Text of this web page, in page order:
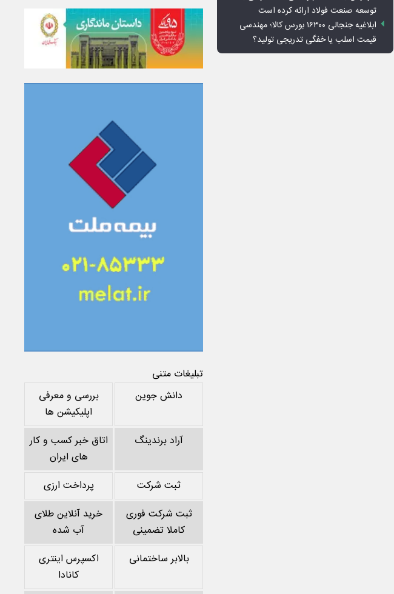
توسعه صنعت فولاد ارائه کرده است
ابلاغیه جنجالی ۱۶۳۰۰ بورس کالا؛ مهندسی
قیمت اسلب یا خفگی تدریجی تولید؟
تبلیغات متنی
دانش جوین
بررسی و معرفی
اپلیکیشن ها
آراد برندینگ
اتاق خبر کسب و کار
های ایران
ثبت شرکت
پرداخت ارزی
ثبت شرکت فوری
کاملا تضمینی
خرید آنلاین طلای
آب شده
بالابر ساختمانی
اکسپرس اینتری
کانادا